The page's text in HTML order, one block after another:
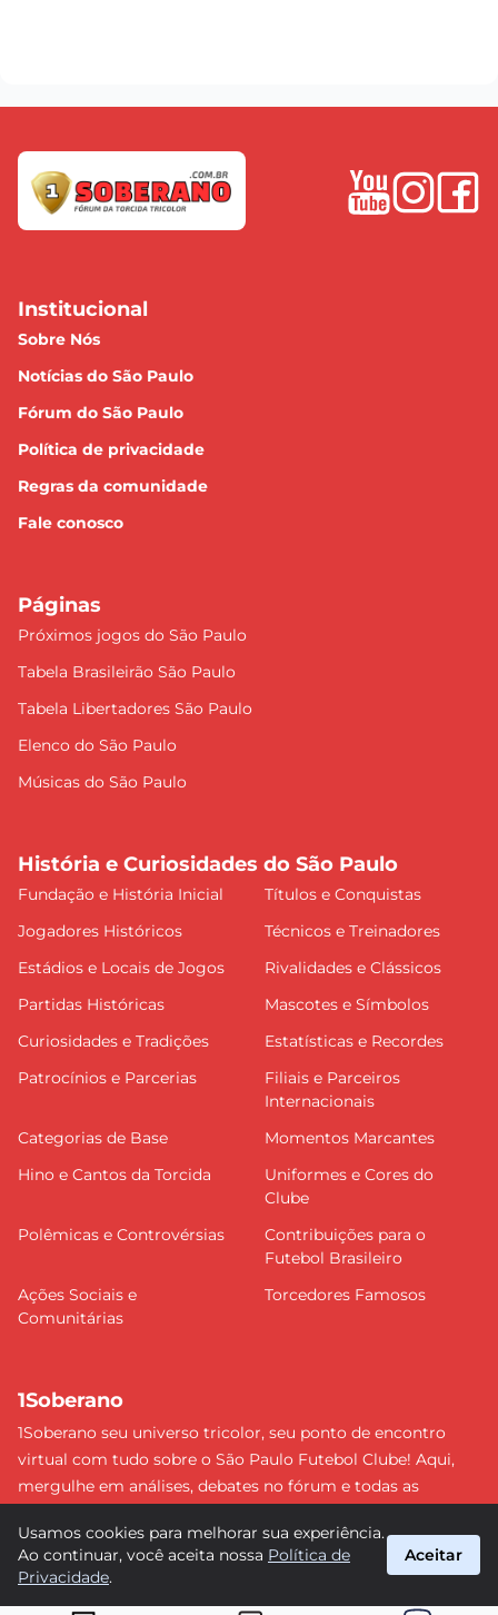
Institucional
Sobre Nós
Notícias do São Paulo
Fórum do São Paulo
Política de privacidade
Regras da comunidade
Fale conosco
Páginas
Próximos jogos do São Paulo
Tabela Brasileirão São Paulo
Tabela Libertadores São Paulo
Elenco do São Paulo
Músicas do São Paulo
História e Curiosidades do São Paulo
Fundação e História Inicial
Títulos e Conquistas
Jogadores Históricos
Técnicos e Treinadores
Estádios e Locais de Jogos
Rivalidades e Clássicos
Partidas Históricas
Mascotes e Símbolos
Curiosidades e Tradições
Estatísticas e Recordes
Patrocínios e Parcerias
Filiais e Parceiros
Internacionais
Categorias de Base
Momentos Marcantes
Hino e Cantos da Torcida
Uniformes e Cores do
Clube
Polêmicas e Controvérsias
Contribuições para o
Futebol Brasileiro
Ações Sociais e
Comunitárias
Torcedores Famosos
1Soberano
1Soberano seu universo tricolor, seu ponto de encontro
virtual com tudo sobre o São Paulo Futebol Clube! Aqui,
mergulhe em análises, debates no fórum e todas as
detalhe e faça parte dessa comunidade apaixonada pelo
tricolor paulista. #SPFC #SãoPaulo #1Soberano
Usamos cookies para melhorar sua experiência.
Ao continuar, você aceita nossa Política de
Privacidade.
Aceitar